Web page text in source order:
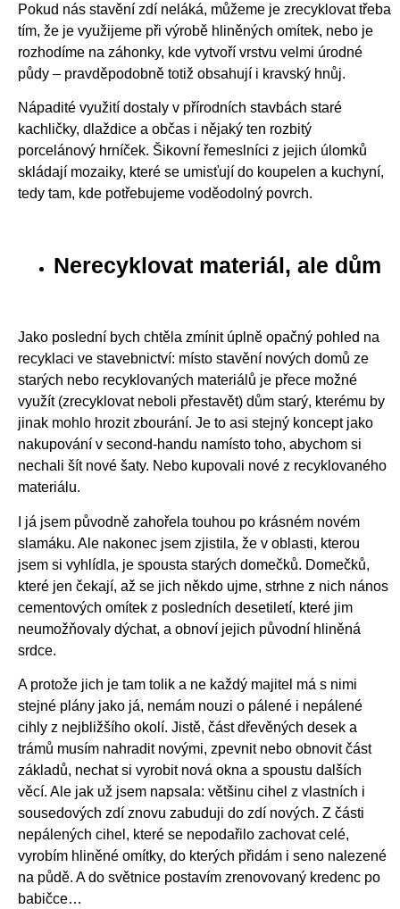
Pokud nás stavění zdí neláká, můžeme je zrecyklovat třeba
tím, že je využijeme při výrobě hliněných omítek, nebo je
rozhodíme na záhonky, kde vytvoří vrstvu velmi úrodné
půdy – pravděpodobně totiž obsahují i kravský hnůj.
Nápadité využití dostaly v přírodních stavbách staré
kachličky, dlaždice a občas i nějaký ten rozbitý
porcelánový hrníček. Šikovní řemeslníci z jejich úlomků
skládají mozaiky, které se umisťují do koupelen a kuchyní,
tedy tam, kde potřebujeme voděodolný povrch.
Nerecyklovat materiál, ale dům
Jako poslední bych chtěla zmínit úplně opačný pohled na
recyklaci ve stavebnictví: místo stavění nových domů ze
starých nebo recyklovaných materiálů je přece možné
využít (zrecyklovat neboli přestavět) dům starý, kterému by
jinak mohlo hrozit zbourání. Je to asi stejný koncept jako
nakupování v second-handu namísto toho, abychom si
nechali šít nové šaty. Nebo kupovali nové z recyklovaného
materiálu.
I já jsem původně zahořela touhou po krásném novém
slamáku. Ale nakonec jsem zjistila, že v oblasti, kterou
jsem si vyhlídla, je spousta starých domečků. Domečků,
které jen čekají, až se jich někdo ujme, strhne z nich nános
cementových omítek z posledních desetiletí, které jim
neumožňovaly dýchat, a obnoví jejich původní hliněná
srdce.
A protože jich je tam tolik a ne každý majitel má s nimi
stejné plány jako já, nemám nouzi o pálené i nepálené
cihly z nejbližšího okolí. Jistě, část dřevěných desek a
trámů musím nahradit novými, zpevnit nebo obnovit část
základů, nechat si vyrobit nová okna a spoustu dalších
věcí. Ale jak už jsem napsala: většinu cihel z vlastních i
sousedových zdí znovu zabuduji do zdí nových. Z části
nepálených cihel, které se nepodařilo zachovat celé,
vyrobím hliněné omítky, do kterých přidám i seno nalezené
na půdě. A do světnice postavím zrenovovaný kredenc po
babičce…